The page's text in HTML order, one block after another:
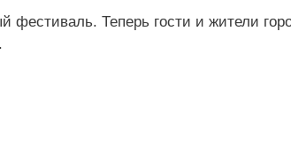
Теперь гости и жители